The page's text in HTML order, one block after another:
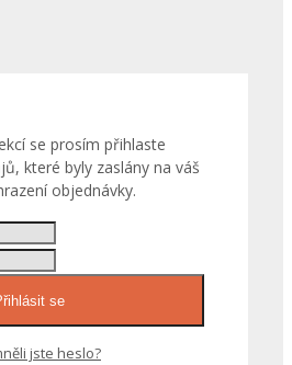
se prosím přihlaste
které byly zaslány na váš
objednávky.
se
jste heslo?